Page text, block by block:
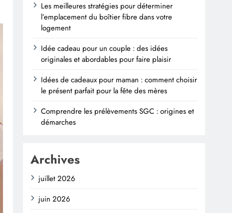
Les meilleures stratégies pour déterminer
l’emplacement du boîtier fibre dans votre
logement
Idée cadeau pour un couple : des idées
originales et abordables pour faire plaisir
Idées de cadeaux pour maman : comment choisir
le présent parfait pour la fête des mères
Comprendre les prélèvements SGC : origines et
démarches
Archives
juillet 2026
juin 2026